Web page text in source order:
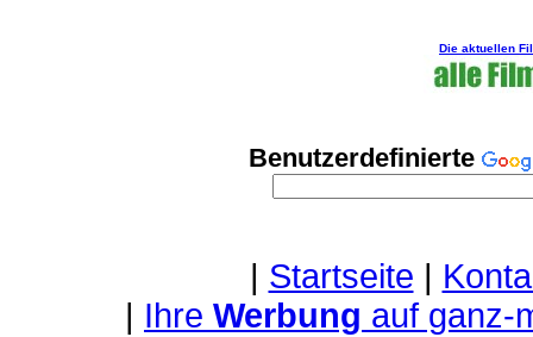
Die aktuellen
Benutzerdefinierte
Startseite
Ihre Werbung auf ganz-